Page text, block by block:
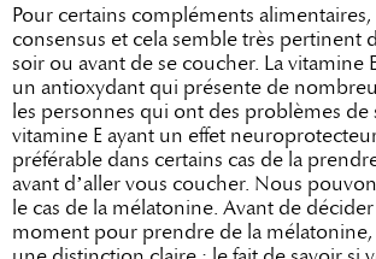
Pour certains compléments
consensus et cela semble très pertinent
soir ou avant de se coucher. La vitamine
un antioxydant qui présente de
les personnes qui ont des problèmes de
vitamine E ayant un effet
préférable dans certains cas de la
avant d’aller vous coucher. Nous
le cas de la mélatonine. Avant de
moment pour prendre de la mélatonine,